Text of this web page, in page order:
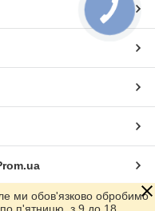
ми обов'язково обробимо